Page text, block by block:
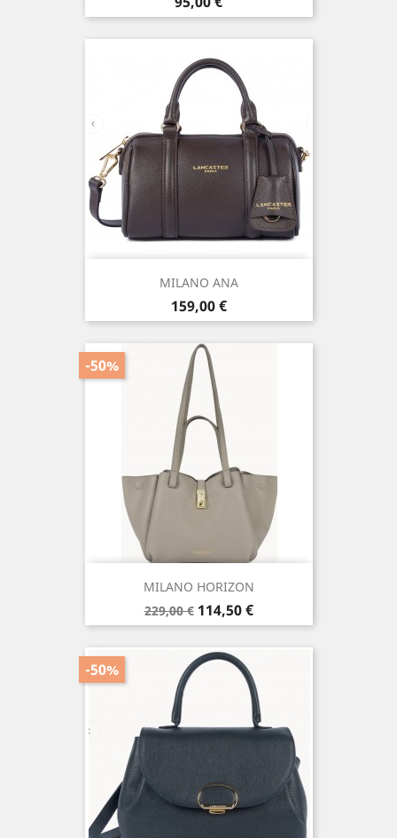
MILANO ANA
Prix
159,00 €
MILANO HORIZON
Prix
de
base
229,00 €
-50%
Prix
114,50 €
-50%